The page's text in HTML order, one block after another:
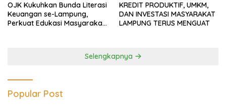
OJK Kukuhkan Bunda Literasi
Keuangan se-Lampung,
Perkuat Edukasi Masyarakat
KREDIT PRODUKTIF, UMKM,
DAN INVESTASI MASYARAKAT
LAMPUNG TERUS MENGUAT
Selengkapnya
Popular Post